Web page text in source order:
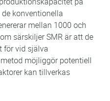
konventionella
mellan 1000 och
särskiljer SMR är att de
för vid själva
möjliggör potentiell
kan tillverkas